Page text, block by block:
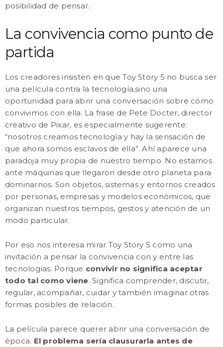
posibilidad de pensar.
La convivencia como punto de
partida
Los creadores insisten en que Toy Story 5 no busca ser
una película contra la tecnología,sino una
oportunidad para abrir una conversación sobre cómo
convivimos con ella. La frase de Pete Docter, director
creativo de Pixar, es especialmente sugerente:
“nosotros creamos tecnología y hay la sensación de
que ahora somos esclavos de ella”. Ahí aparece una
paradoja muy propia de nuestro tiempo. No estamos
ante máquinas que llegaron desde otro planeta para
dominarnos. Son objetos, sistemas y entornos creados
por personas, empresas y modelos económicos, que
organizan nuestros tiempos, gestos y atención de un
modo particular.
Por eso nos interesa mirar Toy Story 5 como una
invitación a pensar la convivencia con y entre las
tecnologías. Porque convivir no significa aceptar
todo tal como viene. Significa comprender, discutir,
regular, acompañar, cuidar y también imaginar otras
formas posibles de relación.
La película parece querer abrir una conversación de
época. El problema sería clausurarla antes de